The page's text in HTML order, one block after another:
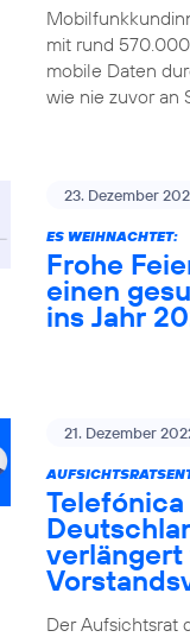
mit rund
mobile Daten
wie nie zuvor an
23. Dezember
ES WEIHNACHTET:
Frohe
einen
ins Jahr
21. Dezember
Telefónica
Der Aufsichtsrat